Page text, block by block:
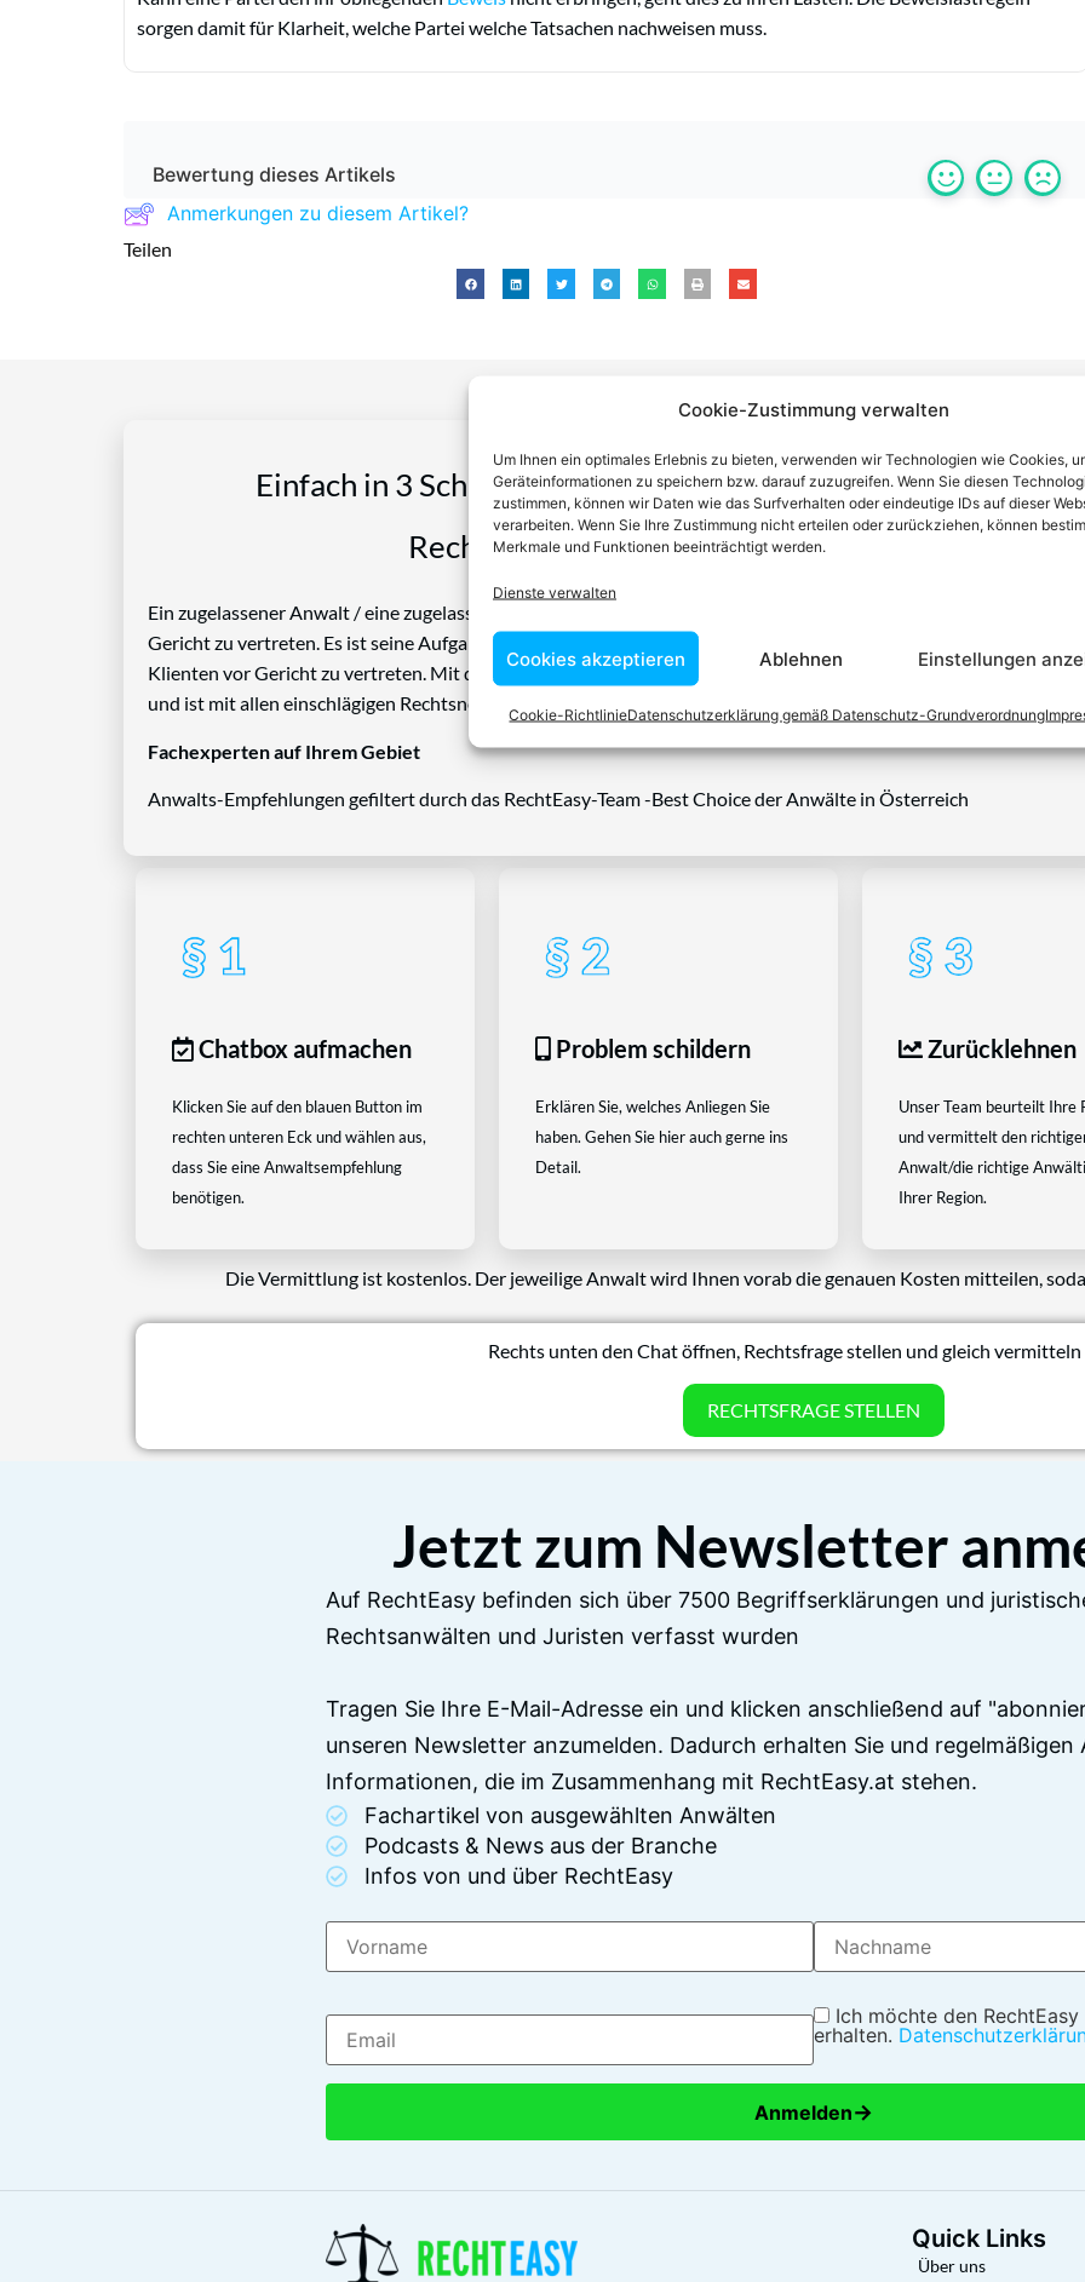
Cookie-Zustimmung verwalten
Um Ihnen ein optimales Erlebnis zu bieten, verwenden wir Technologien wie Cookies,
Geräteinformationen zu speichern bzw. darauf zuzugreifen. Wenn Sie diesen
zustimmen, können wir Daten wie das Surfverhalten oder eindeutige IDs auf dieser
verarbeiten. Wenn Sie Ihre Zustimmung nicht erteilen oder zurückziehen, können
Merkmale und Funktionen beeinträchtigt werden.
Dienste verwalten
Cookies akzeptieren Ablehnen Einstellungen
Cookie-RichtlinieDatenschutzerklärung gemäß Datenschutz-Grundverordnung
sorgen damit für Klarheit, welche Partei welche Tatsachen nachweisen muss.
Bewertung dieses Artikels
Anmerkungen zu diesem Artikel?
Teilen
Einfach in 3 Schritten einen Anwalt finden, der auf Ihr
Rechtsproblem spezialisiert ist
Ein zugelassener Anwalt / eine zugelassen Anwältin ist dafür da, über Rechtsfragen zu beraten und Klienten vor
Gericht zu vertreten. Es ist seine Aufgabe, Dienstleistungen im Bereich der Rechtsberatung zu erbringen und
Klienten vor Gericht zu vertreten. Mit diesem Wissen kennt er alle relevanten Herausforderungen dieses Systems
und ist mit allen einschlägigen Rechtsnormen vertraut.
Fachexperten auf Ihrem Gebiet
Anwalts-Empfehlungen gefiltert durch das RechtEasy-Team -Best Choice der Anwälte in Österreich
Chatbox aufmachen
Klicken Sie auf den blauen Button im
rechten unteren Eck und wählen aus,
dass Sie eine Anwaltsempfehlung
benötigen.
Problem schildern
Erklären Sie, welches Anliegen Sie
haben. Gehen Sie hier auch gerne ins
Detail.
Zurücklehnen
Unser Team beurteilt Ihre
und vermittelt den
Anwalt/die richtige
Ihrer Region.
Die Vermittlung ist kostenlos. Der jeweilige Anwalt wird Ihnen vorab die genauen Kosten mitteilen,
Rechts unten den Chat öffnen, Rechtsfrage stellen und gleich vermitteln
RECHTSFRAGE STELLEN
Jetzt zum Newsletter
Auf RechtEasy befinden sich über 7500 Begriffserklärungen und
Rechtsanwälten und Juristen verfasst wurden
Tragen Sie Ihre E-Mail-Adresse ein und klicken anschließend auf
unseren Newsletter anzumelden. Dadurch erhalten Sie und regelmäßigen
Informationen, die im Zusammenhang mit RechtEasy.at stehen.
Fachartikel von ausgewählten Anwälten
Podcasts & News aus der Branche
Infos von und über RechtEasy
Ich möchte den
erhalten.
Anmelden→
Quick Links
Über uns